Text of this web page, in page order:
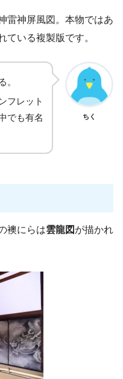
雷神屏風図。本物ではあ
ている複製版です。
。
フレット
でも有名
ちく
襖にらは雲龍図 が描かれ